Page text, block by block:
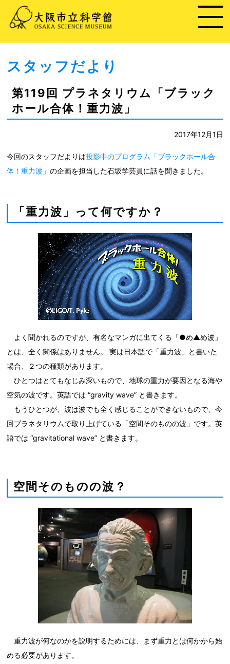
スタッフだより
第119回 プラネタリウム「ブラック
ホール合体！重力波」
2017年12月1日
今回のスタッフだよりは投影中のプログラム「ブラックホール合
体！重力波」の企画を担当した石坂学芸員に話を聞きました。
「重力波」って何ですか？
よく聞かれるのですが、有名なマンガに出てくる「●め▲め波」
とは、全く関係はありません。 実は日本語で「重力波」と書いた
場合、２つの種類があります。
ひとつはとてもなじみ深いもので、地球の重力が要因となる海や
空気の波です。英語では “gravity wave” と書きます。
もうひとつが、波は波でも全く感じることができないもので、今
回プラネタリウムで取り上げている「空間そのものの波」です。英
語では “gravitational wave” と書きます。
空間そのものの波？
重力波が何なのかを説明するためには、まず重力とは何かから始
める必要があります。